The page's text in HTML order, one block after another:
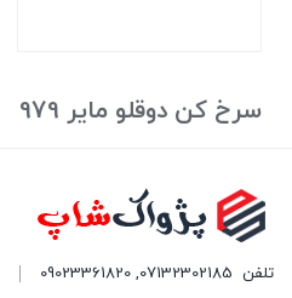
سرخ کن دوقلو مایر 979
تلفن 07132302185
,
09023361820